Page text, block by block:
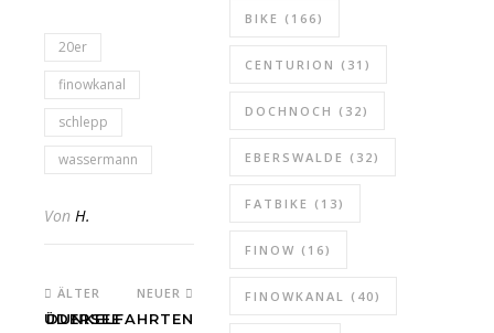
20er
finowkanal
schlepp
wassermann
Von H.
ÄLTER
ÜDERSEE
NEUER
DUNKELFAHRTEN
BIKE (166)
CENTURION (31)
DOCHNOCH (32)
EBERSWALDE (32)
FATBIKE (13)
FINOW (16)
FINOWKANAL (40)